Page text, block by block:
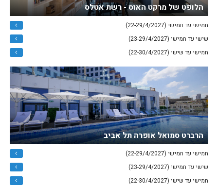
הלופט של מרקט האוס - רשת אטלס
חמישי עד חמישי (22-29/4/2027)
שישי עד חמישי (23-29/4/2027)
חמישי עד שישי (22-30/4/2027)
הרברט סמואל אופרה תל אביב
חמישי עד חמישי (22-29/4/2027)
שישי עד חמישי (23-29/4/2027)
חמישי עד שישי (22-30/4/2027)